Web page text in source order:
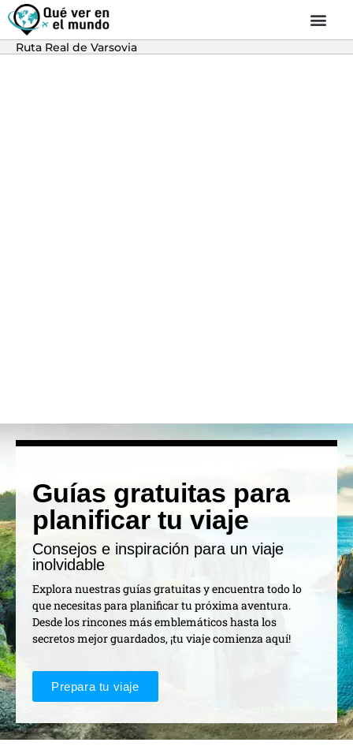
Ruta Real de Varsovia
Guías gratuitas para
planificar tu viaje
Consejos e inspiración para un viaje
inolvidable
Explora nuestras guías gratuitas y encuentra todo lo
que necesitas para planificar tu próxima aventura.
Desde los rincones más emblemáticos hasta los
secretos mejor guardados, ¡tu viaje comienza aquí!
Prepara tu viaje